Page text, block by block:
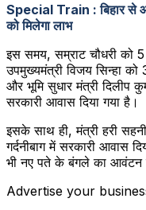
Special Train : बिहार से
को मिलेगा लाभ
इस समय, सम्राट चौधरी को 5
उपमुख्यमंत्री विजय सिन्हा
और भूमि सुधार मंत्री दिलीप
सरकारी आवास दिया गया है।
इसके साथ ही, मंत्री हरी
गर्दनीबाग में सरकारी आवास
भी नए पते के बंगले का आवंटन
Advertise your